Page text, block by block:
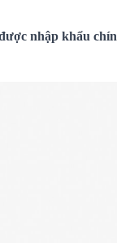
nhập khẩu